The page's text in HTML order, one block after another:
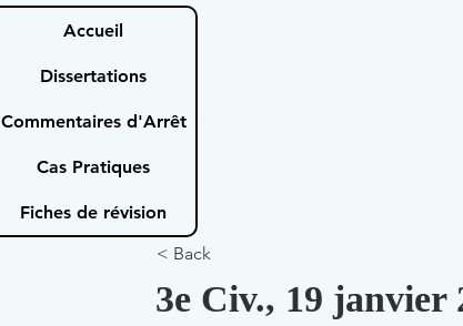
Accueil
Dissertations
Commentaires d'Arrêt
Cas Pratiques
Fiches de révision
< Back
3e Civ., 19 janvier